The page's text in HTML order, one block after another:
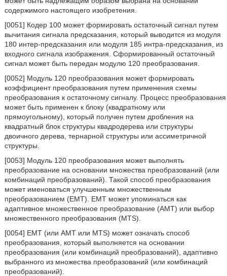
содержимого настоящего изобретения.
[0051] Кодер 100 может формировать остаточный сигнал путем
вычитания сигнала предсказания, который выводится из модуля
180 интер-предсказания или модуля 185 интра-предсказания, из
входного сигнала изображения. Сформированный остаточный
сигнал может быть передан модулю 120 преобразования.
[0052] Модуль 120 преобразования может формировать
коэффициент преобразования путем применения схемы
преобразования к остаточному сигналу. Процесс преобразования
может быть применен к блоку (квадратному или
прямоугольному), который получен путем дробления на
квадратный блок структуры квадродерева или структуры
двоичного дерева, тернарной структуры или ассиметричной
структуры.
[0053] Модуль 120 преобразования может выполнять
преобразование на основании множества преобразований (или
комбинаций преобразований). Такой способ преобразования
может именоваться улучшенным множественным
преобразованием (EMT). EMT может упоминаться как
адаптивное множественное преобразование (AMT) или выбор
множественного преобразования (MTS).
[0054] EMT (или AMT или MTS) может означать способ
преобразования, который выполняется на основании
преобразования (или комбинаций преобразований), адаптивно
выбранного из множества преобразований (или комбинаций
преобразований).